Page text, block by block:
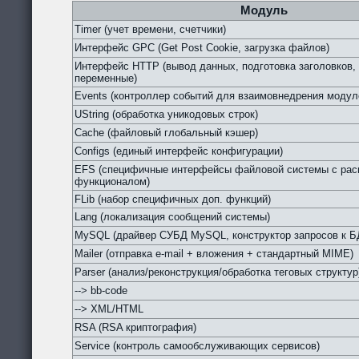
Модуль
Timer (учет времени, счетчики)
Интерфейс GPC (Get Post Cookie, загрузка файлов)
Интерфейс HTTP (вывод данных, подготовка
переменные)
Events (контроллер событий для взаимовнедрения
UString (обработка уникодовых строк)
Cache (файловый глобальный кэшер)
Configs (единый интерфейс конфигурации)
EFS (специфичные интерфейсы файловой системы с
функционалом)
FLib (набор специфичных доп. функций)
Lang (локализация сообщений системы)
MySQL (драйвер СУБД MySQL, конструктор запросов к
Mailer (отправка e-mail + вложения + стандартный MIME)
Parser (анализ/реконструкция/обработка теговых
--> bb-code
--> XML/HTML
RSA (RSA криптография)
Service (контроль самообслуживающих сервисов)